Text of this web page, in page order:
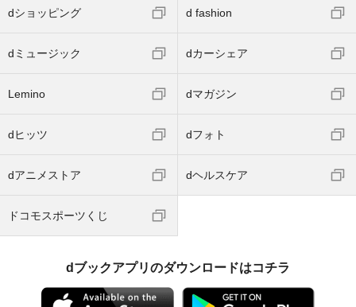
dショッピング d fashion
dミュージック dカーシェア
Lemino dマガジン
dヒッツ dフォト
dアニメストア dヘルスケア
ドコモスポーツくじ
dブックアプリのダウンロードはコチラ